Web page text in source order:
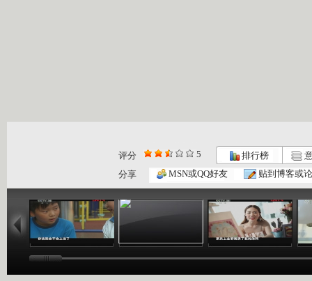
评分 5 排行榜
分享
MSN或QQ好友 贴到博客或
01:34
大仓库 酷...
11:58
大仓库 我...
14:38